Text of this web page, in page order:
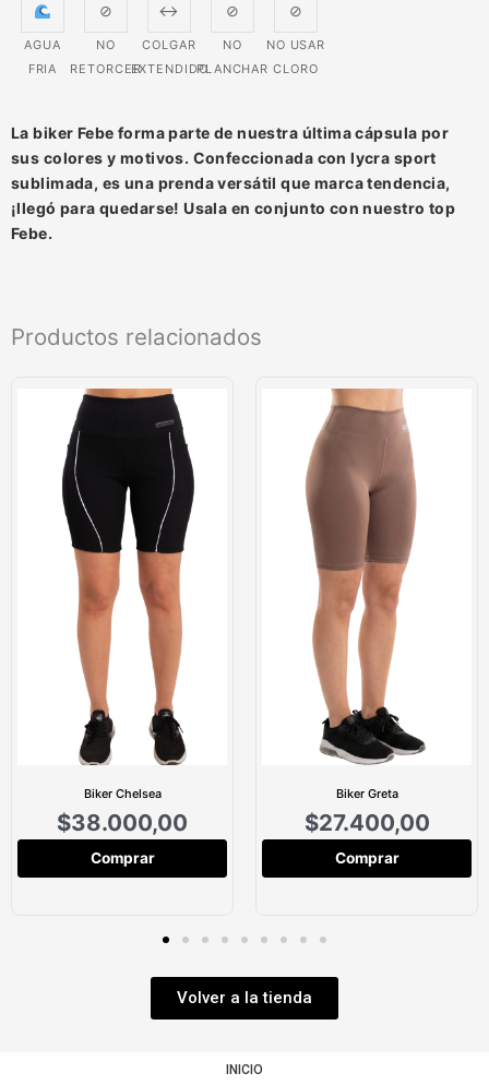
AGUA
FRIA
⊘
NO
RETORCER
↔
COLGAR
EXTENDIDO
⊘
NO
PLANCHAR
⊘
NO USAR
CLORO
La biker Febe forma parte de nuestra última cápsula por
sus colores y motivos. Confeccionada con lycra sport
sublimada, es una prenda versátil que marca tendencia,
¡llegó para quedarse! Usala en conjunto con nuestro top
Febe.
Productos relacionados
Biker Chelsea
$38.000,00
Comprar
Biker Greta
$27.400,00
Comprar
Volver a la tienda
INICIO